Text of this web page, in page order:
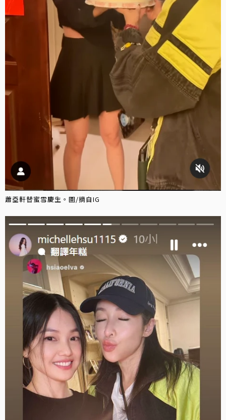
蕭亞軒替蜜雪慶生。圖/摘自IG